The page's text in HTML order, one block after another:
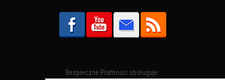
Bezpieczne Płatności obsługuje: